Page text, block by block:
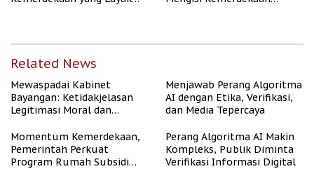
Related News
Mewaspadai Kabinet
Bayangan: Ketidakjelasan
Legitimasi Moral dan
Menjawab Perang Algoritma
AI dengan Etika, Verifikasi,
dan Media Tepercaya
Momentum Kemerdekaan,
Pemerintah Perkuat
Program Rumah Subsidi
Perang Algoritma AI Makin
Kompleks, Publik Diminta
Verifikasi Informasi Digital